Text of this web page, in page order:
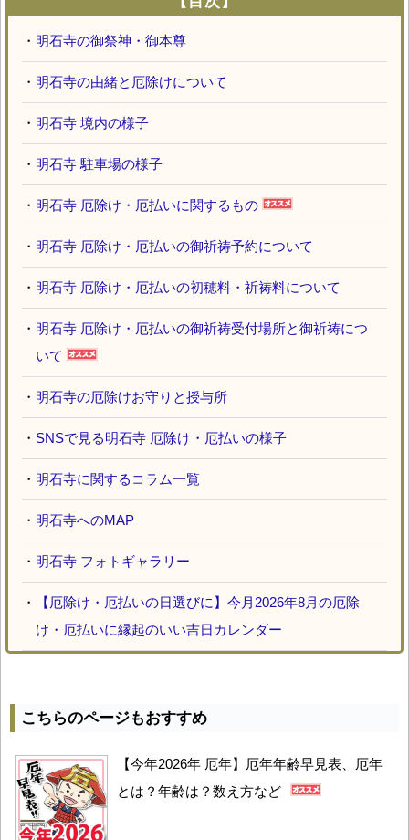
・ 明石寺の御祭神・御本尊
・ 明石寺の由緒と厄除けについて
・ 明石寺 境内の様子
・ 明石寺 駐車場の様子
・ 明石寺 厄除け・厄払いに関するもの
・ 明石寺 厄除け・厄払いの御祈祷予約について
・ 明石寺 厄除け・厄払いの初穂料・祈祷料について
・ 明石寺 厄除け・厄払いの御祈祷受付場所と御祈祷につ
いて
・ 明石寺の厄除けお守りと授与所
・ SNSで見る明石寺 厄除け・厄払いの様子
・ 明石寺に関するコラム一覧
・ 明石寺へのMAP
・ 明石寺 フォトギャラリー
・
【厄除け・厄払いの日選びに】今月2026年8月の厄除
け・厄払いに縁起のいい吉日カレンダー
こちらのページもおすすめ
【今年2026年 厄年】厄年年齢早見表、厄年
とは？年齢は？数え方など